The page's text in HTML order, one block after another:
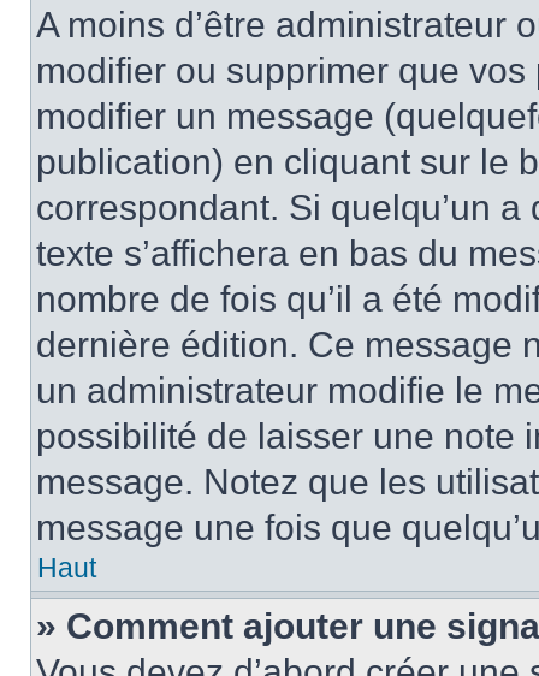
A moins d’être administrateur
modifier ou supprimer que
modifier un message
publication) en cliquant sur le
correspondant. Si quelqu’un
texte s’affichera en bas du
nombre de fois qu’il a été
dernière édition. Ce message
un administrateur modifie le
possibilité de laisser une note
message. Notez que les
message une fois que
Haut
» Comment ajouter une